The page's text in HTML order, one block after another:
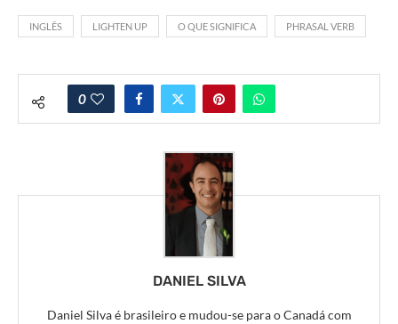
INGLÊS LIGHTEN UP O QUE SIGNIFICA PHRASAL VERB
0
DANIEL SILVA
Daniel Silva é brasileiro e mudou-se para o Canadá com